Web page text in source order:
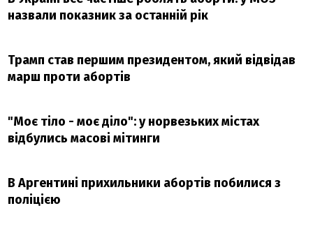
назвали показник за останній рік
Трамп став першим президентом, який відвідав
марш проти абортів
"Моє тіло - моє діло": у норвезьких містах
відбулись масові мітинги
В Аргентині прихильники абортів побилися з
поліцією